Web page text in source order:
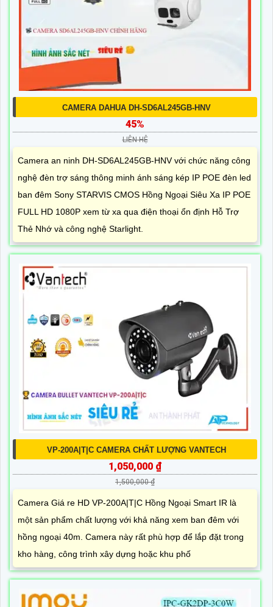
CAMERA DAHUA DH-SD6AL245GB-HNV
45%
LIÊN HỆ
Camera an ninh DH-SD6AL245GB-HNV với chức năng công
nghệ đèn trợ sáng thông minh ánh sáng kép IP POE đèn led
ban đêm Sony STARVIS CMOS Hồng Ngoại Siêu Xa IP POE
FULL HD 1080P xem từ xa qua điện thoại ổn định Hỗ Trợ
Thẻ Nhớ và công nghệ Starlight.
VP-200A|T|C CAMERA CHẤT LƯỢNG VANTECH
1,050,000 ₫
1,500,000 ₫
Camera Giá re HD VP-200A|T|C Hồng Ngoại Smart IR là
một sản phẩm chất lượng với khả năng xem ban đêm với
hồng ngoại 40m. Camera này rất phù hợp để lắp đặt trong
kho hàng, công trình xây dựng hoặc khu phố